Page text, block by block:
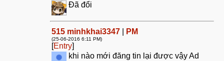
Đã đổi
515 minhkhai3347 PM
(25-06-2016 6:11 PM)
[Entry]
khi nào mới đăng tin lại được vậy Ad